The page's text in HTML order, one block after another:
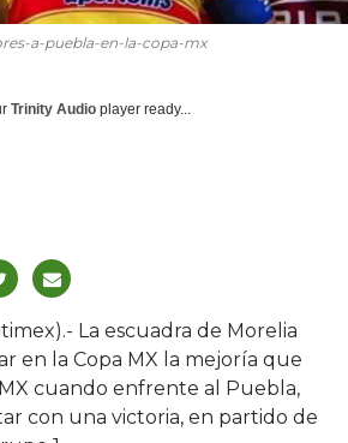
a-puebla-en-la-copa-mx
Trinity Audio player ready...
La escuadra de Morelia
en la Copa MX la mejoría que
cuando enfrente al Puebla,
con una victoria, en partido de